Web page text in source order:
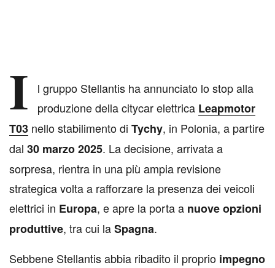
I
l gruppo Stellantis ha annunciato lo stop alla
produzione della citycar elettrica Leapmotor
T03 nello stabilimento di Tychy, in Polonia, a partire
dal 30 marzo 2025. La decisione, arrivata a
sorpresa, rientra in una più ampia revisione
strategica volta a rafforzare la presenza dei veicoli
elettrici in Europa, e apre la porta a nuove opzioni
produttive, tra cui laSpagna.
Sebbene Stellantis abbia ribadito il proprio impegno